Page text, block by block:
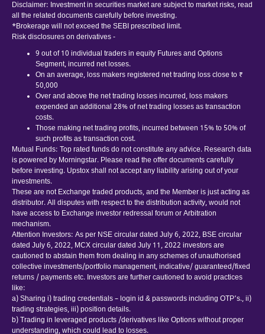
Disclaimer: Investment in securities market are subject to market risks, read
all the related documents carefully before investing.
*Brokerage will not exceed the SEBI prescribed limit.
Risk disclosures on derivatives -
9 out of 10 individual traders in equity Futures and Options
Segment, incurred net losses.
On an average, loss makers registered net trading loss close to ₹
50,000
Over and above the net trading losses incurred, loss makers
expended an additional 28% of net trading losses as transaction
costs.
Those making net trading profits, incurred between 15% to 50% of
such profits as transaction cost.
Mutual Funds: Top rated funds do not constitute any advice. Research data
is powered by Morningstar. Please read the offer documents carefully
before investing. Upstox shall not accept any liability arising out of your
investments.
These are not Exchange traded products, and the Member is just acting as
distributor. All disputes with respect to the distribution activity, would not
have access to Exchange investor redressal forum or Arbitration
mechanism.
Attention Investors: As per NSE circular dated July 6, 2022, BSE circular
dated July 6, 2022, MCX circular dated July 11, 2022 investors are
cautioned to abstain them from dealing in any schemes of unauthorised
collective investments/portfolio management, indicative/ guaranteed/fixed
returns / payments etc. Investors are further cautioned to avoid practices
like:
a) Sharing i) trading credentials – login id & passwords including OTP’s., ii)
trading strategies, iii) position details.
b) Trading in leveraged products /derivatives like Options without proper
understanding, which could lead to losses.